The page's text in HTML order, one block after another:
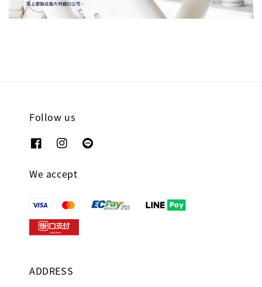
Follow us
We accept
ADDRESS